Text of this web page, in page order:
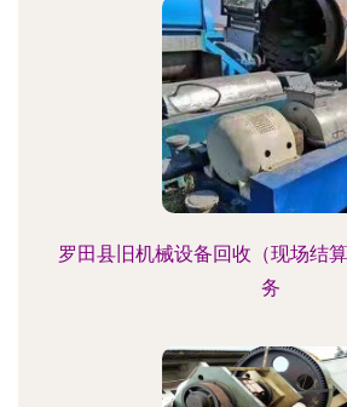
罗田县旧机械设备回收（现场结
务